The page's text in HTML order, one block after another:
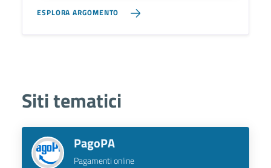
ESPLORA ARGOMENTO
Siti tematici
PagoPA
Pagamenti online